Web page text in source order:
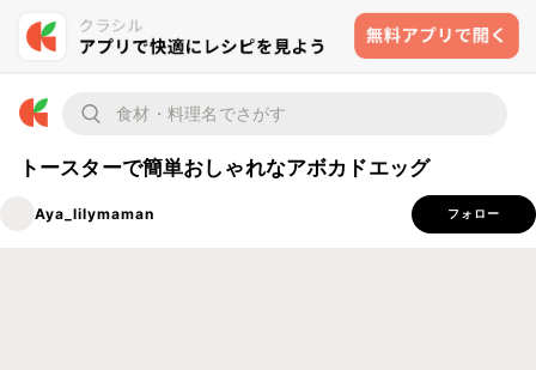
トースターで簡単おしゃれなアボカドエッグ
Aya_lilymaman フォロー